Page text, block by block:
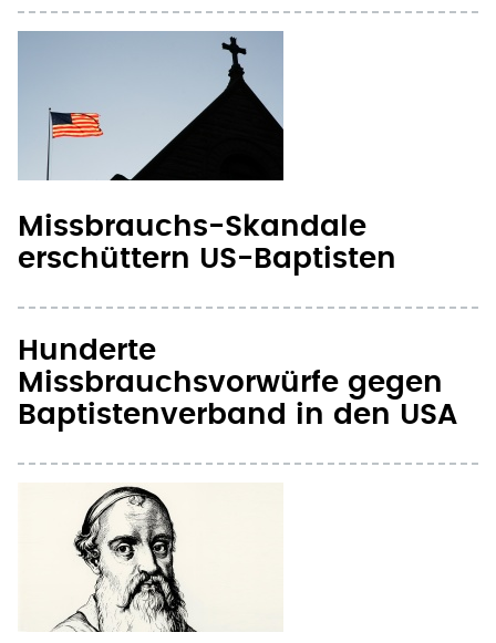
Missbrauchs-Skandale
erschüttern US-Baptisten
Hunderte
Baptistenverband in den USA
Freikirchen bereiten Jubiläum
500 Jahre Täuferbewegung